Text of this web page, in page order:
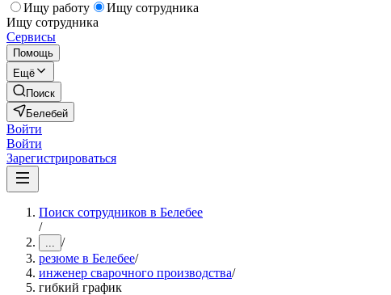
Ищу работу
Ищу сотрудника
Ищу сотрудника
Сервисы
Помощь
Ещё
Поиск
Белебей
Войти
Войти
Зарегистрироваться
Поиск сотрудников в Белебее
/
... /
резюме в Белебее/
инженер сварочного производства/
гибкий график